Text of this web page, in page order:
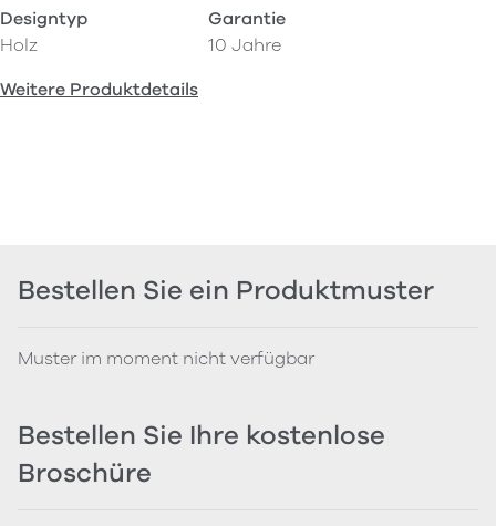
Designtyp
Holz
Garantie
10 Jahre
Weitere Produktdetails
Bestellen Sie ein Produktmuster
Muster im moment nicht verfügbar
Bestellen Sie Ihre kostenlose
Broschüre